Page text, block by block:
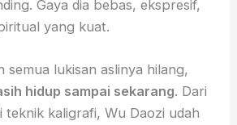
Gaya dia bebas, ekspresif,
yang kuat.
semua lukisan aslinya hilang,
hidup sampai sekarang. Dari
teknik kaligrafi, Wu Daozi udah